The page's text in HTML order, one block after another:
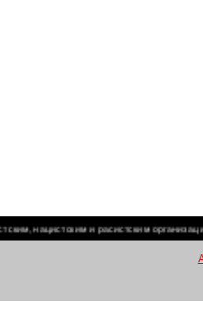
и расистским